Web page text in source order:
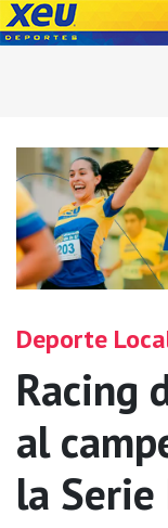
Deporte
Racing
al
la Serie